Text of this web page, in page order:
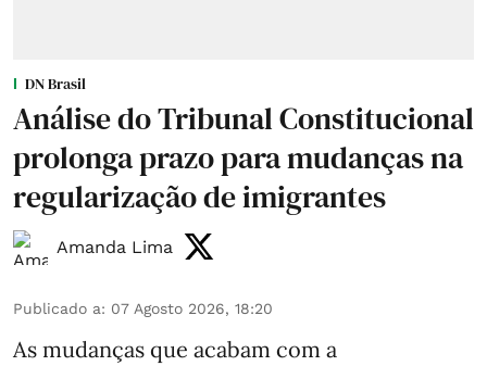
DN Brasil
Análise do Tribunal Constitucional
prolonga prazo para mudanças na
regularização de imigrantes
Amanda Lima
Publicado a: 07 Agosto 2026, 18:20
As mudanças que acabam com a